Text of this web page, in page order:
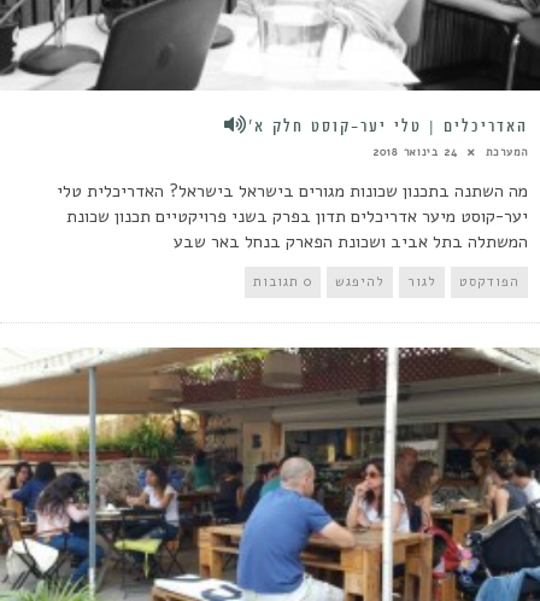
האדריכלים | טלי יער-קוסט חלק א’
המערכת 24 בינואר 2018
מה השתנה בתכנון שכונות מגורים בישראל בישראל? האדריכלית טלי
יער-קוסט מיער אדריכלים תדון בפרק בשני פרויקטיים תכנון שכונת
המשתלה בתל אביב ושכונת הפארק בנחל באר שבע
הפודקסט לגור להיפגש 0 תגובות